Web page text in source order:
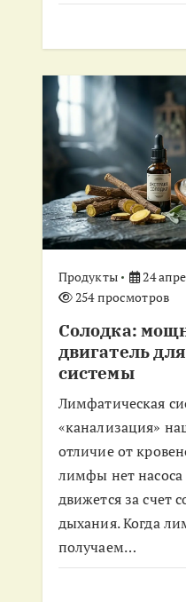
Продукты
24
254 просмотров
Солодка:
двигатель
системы
Лимфатическая
«канализация»
отличие от
лимфы нет насоса
движется за
дыхания. Когда
получаем…